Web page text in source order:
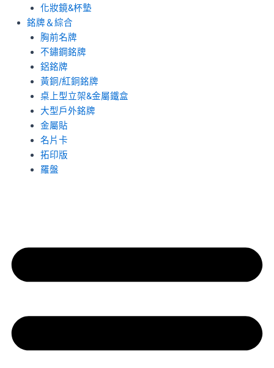
化妝鏡&杯墊
銘牌＆綜合
胸前名牌
不鏽鋼銘牌
鋁銘牌
黃銅/紅銅銘牌
桌上型立架&金屬鐵盒
大型戶外銘牌
金屬貼
名片卡
拓印版
羅盤